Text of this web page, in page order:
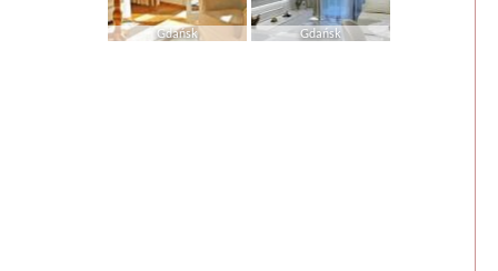
Gdańsk Gdańsk